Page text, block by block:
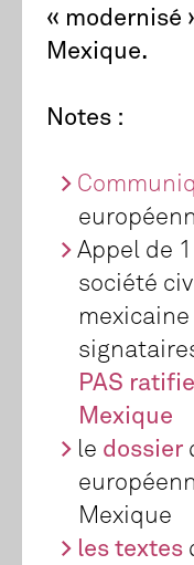
« modernisé
Mexique.
Notes :
Appel de
société
PAS
Mexique
le dossier
Mexique
les textes